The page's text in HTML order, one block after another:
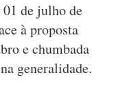
de julho de
à proposta
e chumbada
generalidade.